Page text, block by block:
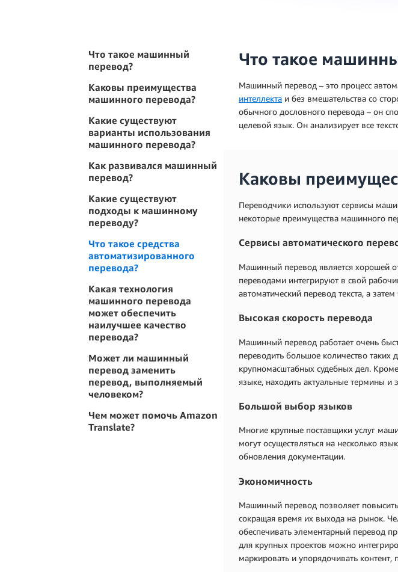
Что такое машинный
перевод?
Каковы преимущества
машинного перевода?
Какие существуют
варианты использования
машинного перевода?
Как развивался машинный
перевод?
Какие существуют
подходы к машинному
переводу?
Что такое средства
автоматизированного
перевода?
Какая технология
машинного перевода
может обеспечить
наилучшее качество
перевода?
Может ли машинный
перевод заменить
перевод, выполняемый
человеком?
Чем может помочь Amazon
Translate?
Что такое
Машинный перевод – это процесс
интеллекта и без вмешательства со
обычного дословного перевода – он
целевой язык. Он анализирует все
Каковы
Переводчики используют сервисы
некоторые преимущества машинного
Сервисы автоматического
Машинный перевод является хорошей
переводами интегрируют в свой
автоматический перевод текста, а
Высокая скорость перевода
Машинный перевод работает очень
переводить большое количество
крупномасштабных судебных дел.
языке, находить актуальные термины
Большой выбор языков
Многие крупные поставщики услуг
могут осуществляться на несколько
обновления документации.
Экономичность
Машинный перевод позволяет
сокращая время их выхода на рынок.
обеспечивать элементарный перевод
для крупных проектов можно
маркировать и упорядочивать контент,